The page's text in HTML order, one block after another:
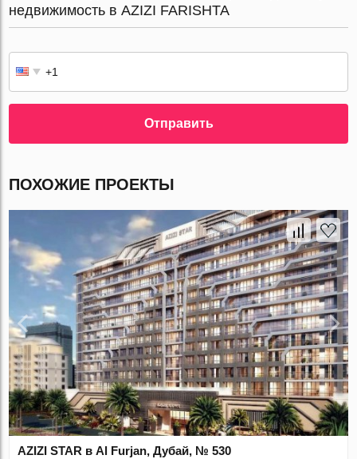
недвижимость в AZIZI FARISHTA
Отправить
ПОХОЖИЕ ПРОЕКТЫ
AZIZI STAR в Al Furjan, Дубай, № 530